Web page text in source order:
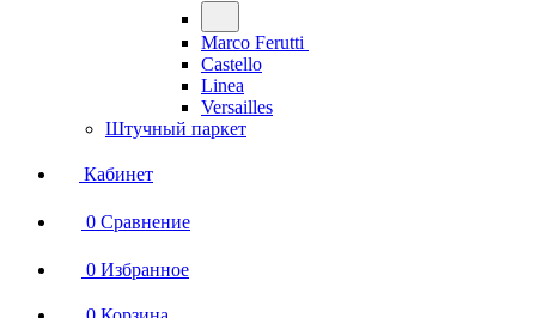
Marco Ferutti
Castello
Linea
Versailles
Штучный паркет
Кабинет
0 Сравнение
0 Избранное